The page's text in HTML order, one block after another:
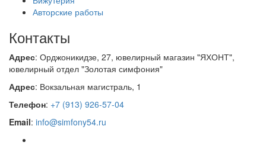
Авторские работы
Контакты
Адрес: Орджоникидзе, 27, ювелирный магазин "ЯХОНТ",
ювелирный отдел "Золотая симфония"
Адрес: Вокзальная магистраль, 1
Телефон: +7 (913) 926-57-04
Email: info@simfony54.ru